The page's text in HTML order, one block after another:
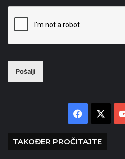
Pošalji
Facebook
TAKOĐER PROČITAJTE